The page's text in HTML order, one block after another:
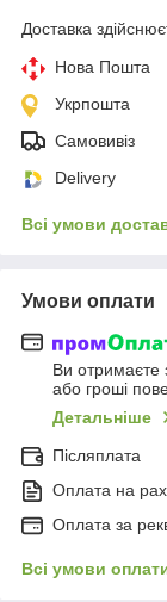
Доставка
Нова Пошта
Укрпошта
Самовивіз
Delivery
Всі умови
Умови оплати
Ви отримаєте
або гроші
Детальніше
Післяплата
Оплата на
Оплата за
Всі умови